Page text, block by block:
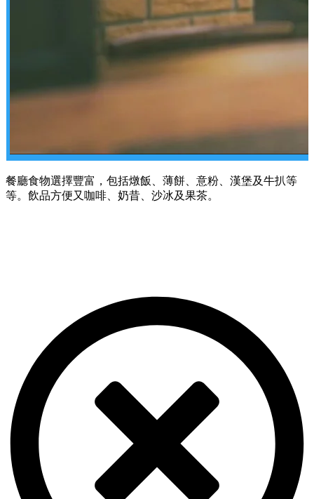
餐廳食物選擇豐富，包括燉飯、薄餅、意粉、漢堡及牛扒等
等。飲品方便又咖啡、奶昔、沙冰及果茶。